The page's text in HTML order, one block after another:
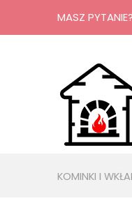
KOMINKI I
MASZ